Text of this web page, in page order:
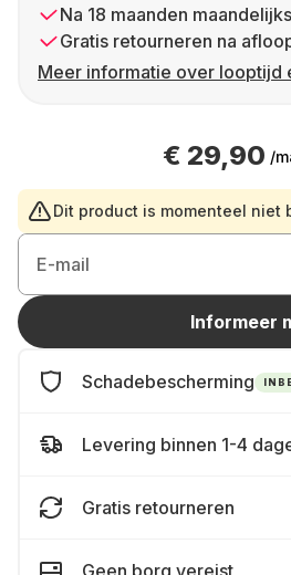
Na 18 maanden
Gratis retourneren na
Meer informatie over looptijd
€ 29,90 /
Dit product is momenteel niet
E-mail
Informeer
Schadebescherming
Levering binnen 1-4
Gratis retourneren
Geen borg vereist